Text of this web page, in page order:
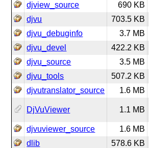
djview_source
690 KB
djvu
703.5 KB
djvu_debuginfo
3.7 MB
djvu_devel
422.2 KB
djvu_source
3.5 MB
djvu_tools
507.2 KB
djvutranslator_source
1.6 MB
DjVuViewer 1.1 MB
djvuviewer_source 1.6 MB
dlib
578.6 KB